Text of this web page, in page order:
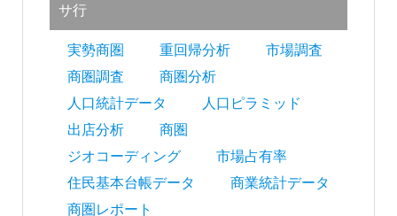
サ行
実勢商圏 重回帰分析
市場調査
商圏調査
商圏分析
人口統計データ
人口ピラミッド
出店分析
商圏
ジオコーディング
市場占有率
住民基本台帳データ
商業統計データ
商圏レポート